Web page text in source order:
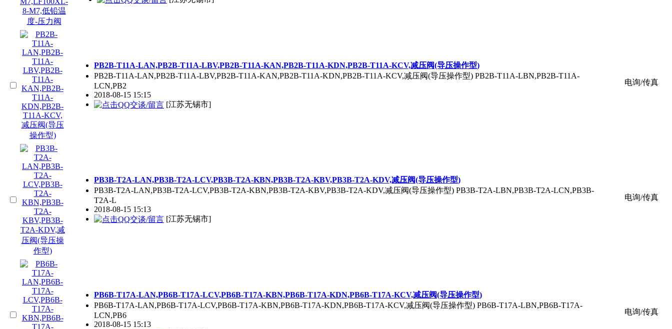
PB2B-T11A-LAN,PB2B-T11A-LBV,PB2B-T11A-KAN,PB2B-T11A-KDN,PB2B-T11A-KCV,减压阀(导压操作型)
PB2B-T11A-LAN,PB2B-T11A-LBV,PB2B-T11A-KAN,PB2B-T11A-KDN,PB2B-T11A-KCV,减压阀(导压操作型) PB2B-T11A-LBN,PB2B-T11A-
LCN,PB2
2018-08-15 15:15
[江苏无锡市]
电询/传真
PB3B-T2A-LAN,PB3B-T2A-LCV,PB3B-T2A-KBN,PB3B-T2A-KBV,PB3B-T2A-KDV,减压阀(导压操作型)
PB3B-T2A-LAN,PB3B-T2A-LCV,PB3B-T2A-KBN,PB3B-T2A-KBV,PB3B-T2A-KDV,减压阀(导压操作型) PB3B-T2A-LBN,PB3B-T2A-LCN,PB3B-
T2A-L
2018-08-15 15:13
[江苏无锡市]
电询/传真
PB6B-T17A-LAN,PB6B-T17A-LCV,PB6B-T17A-KBN,PB6B-T17A-KDN,PB6B-T17A-KCV,减压阀(导压操作型)
PB6B-T17A-LAN,PB6B-T17A-LCV,PB6B-T17A-KBN,PB6B-T17A-KDN,PB6B-T17A-KCV,减压阀(导压操作型) PB6B-T17A-LBN,PB6B-T17A-
LCN,PB6
2018-08-15 15:13
电询/传真